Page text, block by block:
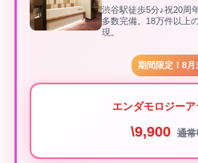
渋谷駅徒歩5分♪祝20周
多数完備。18万件以上
現。
期間限定！8月
エンダモロジー
\9,900 通